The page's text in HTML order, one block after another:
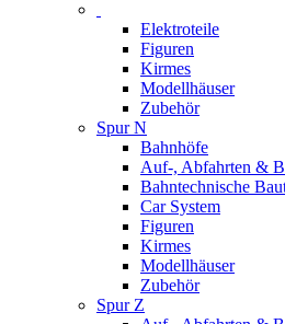
Elektroteile
Figuren
Kirmes
Modellhäuser
Zubehör
Spur N
Bahnhöfe
Auf-, Abfahrten &
Bahntechnische
Car System
Figuren
Kirmes
Modellhäuser
Zubehör
Spur Z